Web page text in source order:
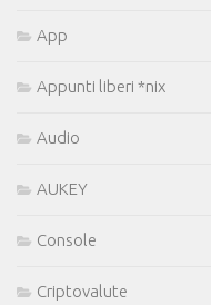
App
Appunti liberi *nix
Audio
AUKEY
Console
Criptovalute